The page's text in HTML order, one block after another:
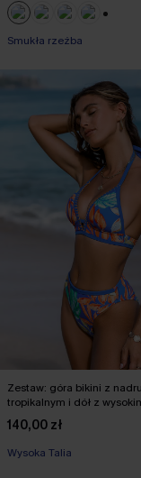
Smukła rzeźba
Zestaw: góra bikini z
tropikalnym i dół z
140,00 zł
Wysoka Talia